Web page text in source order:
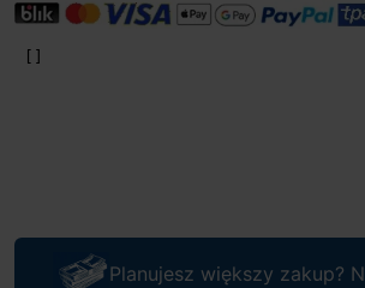
Planujesz większy zakup?